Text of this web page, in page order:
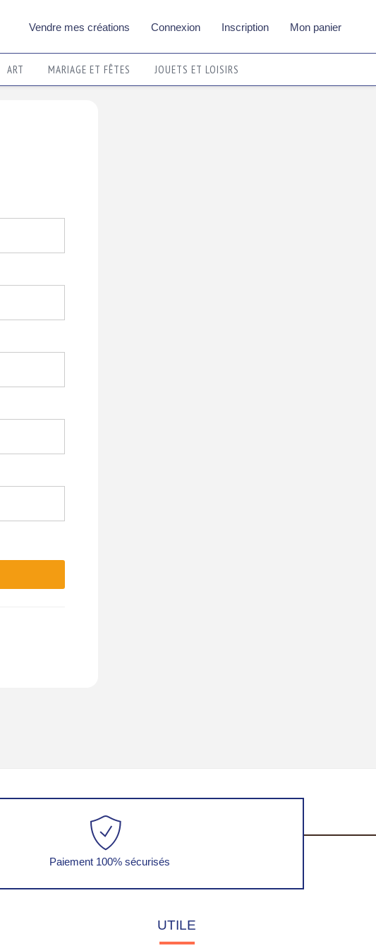
Vendre mes créations Connexion Inscription Mon panier
ART MARIAGE ET FÊTES JOUETS ET LOISIRS
Paiement 100% sécurisés
UTILE